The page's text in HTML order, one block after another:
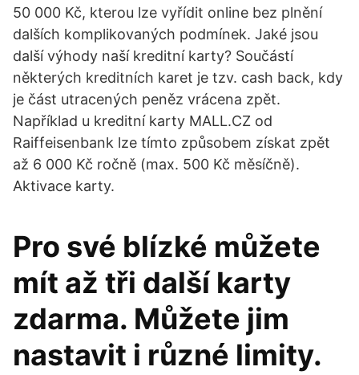
50 000 Kč, kterou lze vyřídit online bez plnění
dalších komplikovaných podmínek. Jaké jsou
další výhody naší kreditní karty? Součástí
některých kreditních karet je tzv. cash back, kdy
je část utracených peněz vrácena zpět.
Například u kreditní karty MALL.CZ od
Raiffeisenbank lze tímto způsobem získat zpět
až 6 000 Kč ročně (max. 500 Kč měsíčně).
Aktivace karty.
Pro své blízké můžete
mít až tři další karty
zdarma. Můžete jim
nastavit i různé limity.